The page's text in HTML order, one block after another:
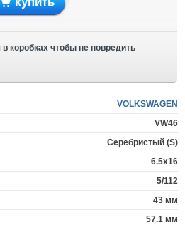
коробках чтобы не повредить
VOLKSWAGEN
VW46
Серебристый (S)
6.5x16
5/112
43 мм
57.1 мм